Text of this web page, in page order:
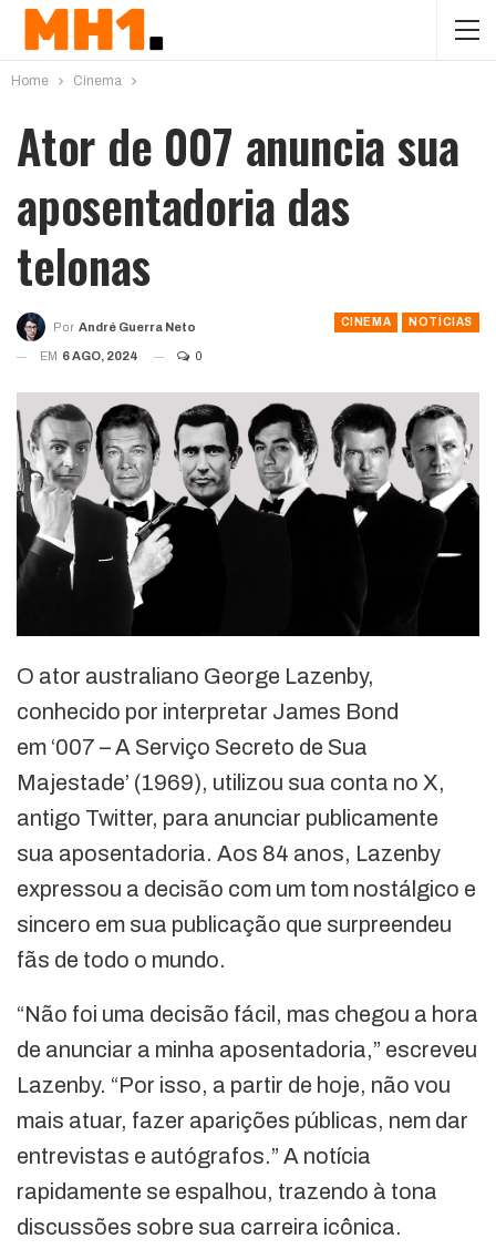
Home Cinema
Ator de 007 anuncia sua
aposentadoria das
telonas
CINEMA NOTÍCIAS
Por André Guerra Neto
EM 6 AGO, 2024 0
O ator australiano George Lazenby,
conhecido por interpretar James Bond
em ‘007 – A Serviço Secreto de Sua
Majestade’ (1969), utilizou sua conta no X,
antigo Twitter, para anunciar publicamente
sua aposentadoria. Aos 84 anos, Lazenby
expressou a decisão com um tom nostálgico e
sincero em sua publicação que surpreendeu
fãs de todo o mundo.
“Não foi uma decisão fácil, mas chegou a hora
de anunciar a minha aposentadoria,” escreveu
Lazenby. “Por isso, a partir de hoje, não vou
mais atuar, fazer aparições públicas, nem dar
entrevistas e autógrafos.” A notícia
rapidamente se espalhou, trazendo à tona
discussões sobre sua carreira icônica.